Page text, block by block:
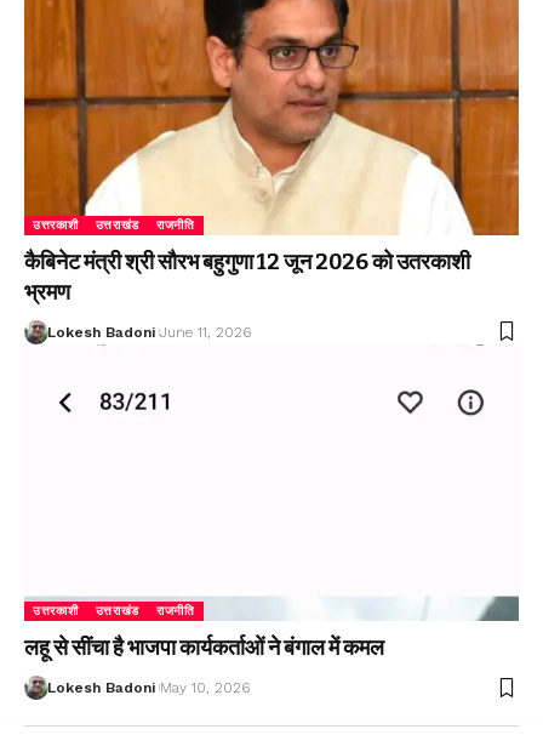
उत्तरकाशी उत्तराखंड राजनीति
कैबिनेट मंत्री श्री सौरभ बहुगुणा 12 जून 2026 को उतरकाशी
भ्रमण
Lokesh Badoni June 11, 2026
उत्तरकाशी उत्तराखंड राजनीति
लहू से सींचा है भाजपा कार्यकर्ताओं ने बंगाल में कमल
Lokesh Badoni May 10, 2026